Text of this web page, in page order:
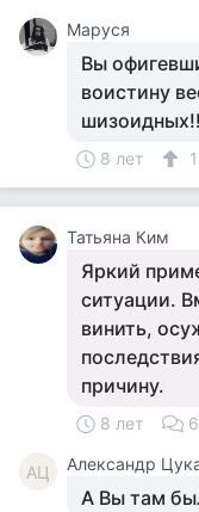
Маруся
Вы
воистину
8 лет 1
Татьяна Ким
Яркий
ситуации.
винить,
причину.
8 лет 6
АЦ Александр
А Вы там